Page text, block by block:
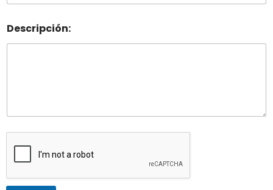
Descripción: